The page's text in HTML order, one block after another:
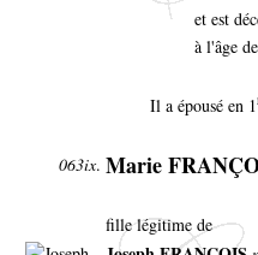
et est
à l'âge
Il a épousé en 1
063ix. Marie
fille légitime de